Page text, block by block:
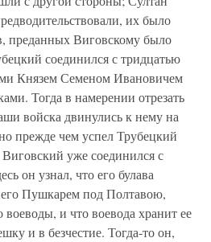
их было
преданных Виговскому было
соединился с тридцатью
Князем Семеном Ивановичем
Тогда в намерении отрезать
войска двинулись к нему на
прежде чем успел Трубецкий
уже соединился с
он узнал, что его булава
Пушкарем под Полтавою,
воеводы, и что воевода хранит ее
и в безчестие. Тогда-то он,